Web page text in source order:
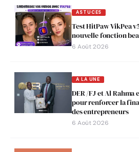
ASTUCES
Test HitPaw VikPea
nouvelle fonction
6 Août 2026
A LA UNE
DER /FJ et Al
pour renforcer la
des entrepreneurs
6 Août 2026